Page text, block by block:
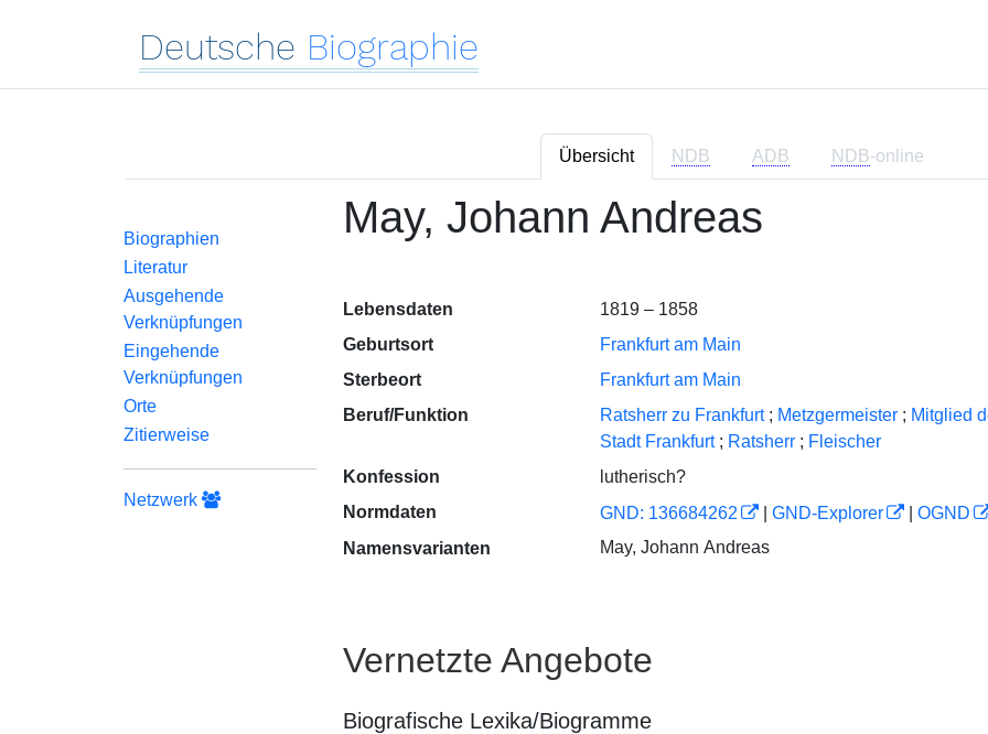
Deutsche Biographie
Übersicht NDB ADB NDB-online
Biographien
Literatur
Ausgehende
Verknüpfungen
Eingehende
Verknüpfungen
Orte
Zitierweise
Netzwerk
May, Johann Andreas
Lebensdaten
1819 – 1858
Geburtsort
Frankfurt am Main
Sterbeort
Frankfurt am Main
Beruf/Funktion
Ratsherr zu Frankfurt ; Metzgermeister ; Mitglied
Stadt Frankfurt ; Ratsherr ; Fleischer
Konfession
lutherisch?
Normdaten
GND: 136684262 GND-Explorer OGND
Namensvarianten
May, Johann Andreas
Vernetzte Angebote
Biografische Lexika/Biogramme